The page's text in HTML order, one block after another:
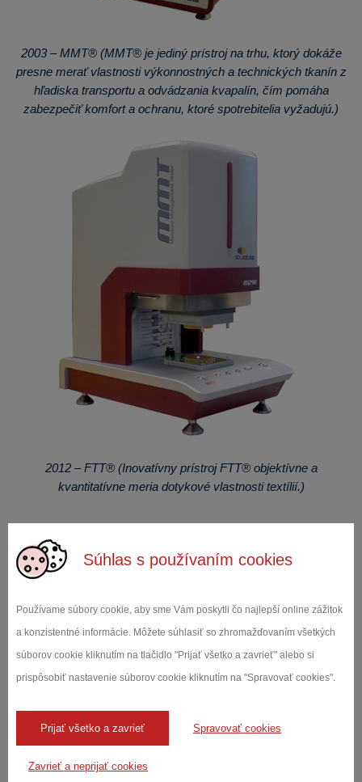
Súhlas s používaním cookies
Používame súbory cookie, aby sme Vám poskytli čo najlepší online zážitok
a konzistentné informácie. Môžete súhlasiť so zhromažďovaním všetkých
súborov cookie kliknutím na tlačidlo "Prijať všetko a zavrieť" alebo si
prispôsobiť nastavenie súborov cookie kliknutím na "Spravovať cookies".
Prijať všetko a zavrieť Spravovať cookies
Zavrieť a neprijať cookies
2003 – MMT® (MMT® je jediný prístroj na trhu, ktorý dokáže
presne merať vlastnosti výkonnostných a technických tkanín z
hľadiska transportu a odvádzania kvapalín, čím pomáha
zabezpečiť komfort a ochranu, ktoré spotrebitelia vyžadujú.)
2012 – FTT® (Inovatívny prístroj FTT® objektívne a
kvantitatívne meria dotykové vlastnosti textílií.)